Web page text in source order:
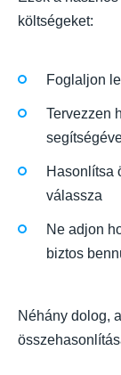
költségeket:
Foglaljon
Tervezzen
Hasonlítsa
válassza
Ne adjon
biztos
Néhány dolog,